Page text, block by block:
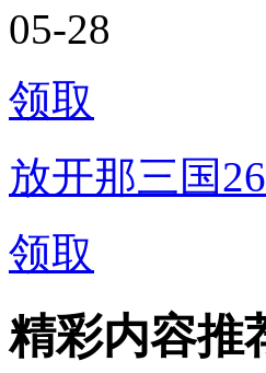
05-28
领取
放开那三国
领取
精彩内容推